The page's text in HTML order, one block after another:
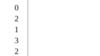
0
2
1
3
2